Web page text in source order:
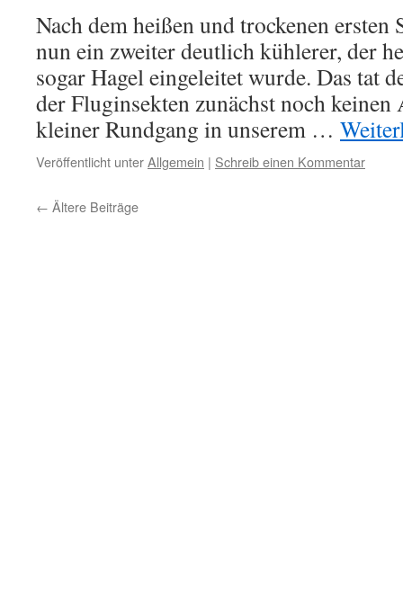
Nach dem heißen und trockenen
nun ein zweiter deutlich kühlerer, der
sogar Hagel eingeleitet wurde. Das tat
der Fluginsekten zunächst noch
kleiner Rundgang in unserem …
Veröffentlicht unterAllgemein | Schreib einen Kommentar
← Ältere Beiträge